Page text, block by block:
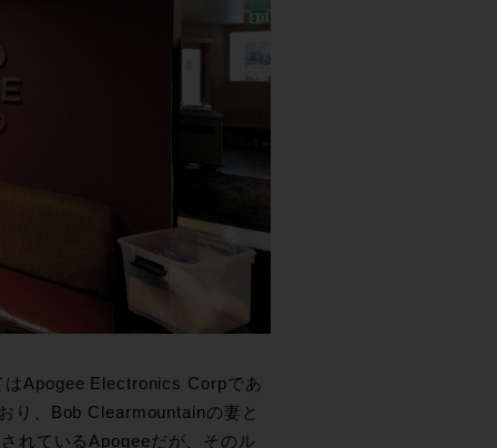
はApogee Electronics Corpであ
り、Bob Clearmountainの妻と
れているApogeeだが、そのル